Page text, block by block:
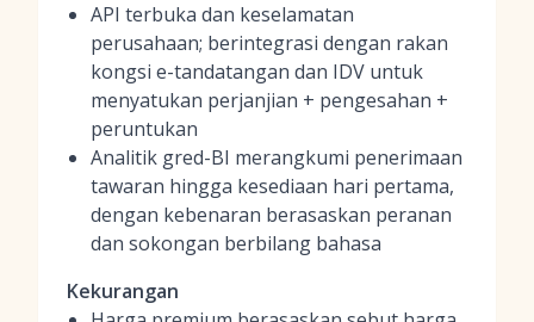
API terbuka dan keselamatan
perusahaan; berintegrasi dengan rakan
kongsi e-tandatangan dan IDV untuk
menyatukan perjanjian + pengesahan +
peruntukan
Analitik gred-BI merangkumi penerimaan
tawaran hingga kesediaan hari pertama,
dengan kebenaran berasaskan peranan
dan sokongan berbilang bahasa
Kekurangan